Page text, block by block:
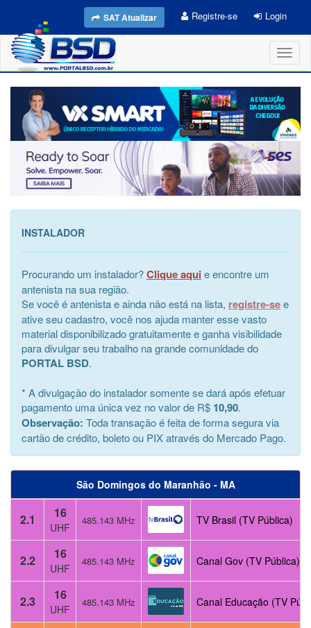
SAT Atualizar Registre-se Login
INSTALADOR
Procurando um instalador?Clique aqui e encontre um
antenista na sua região.
Se você é antenista e ainda não está na lista, registre-see
ative seu cadastro, você nos ajuda manter esse vasto
material disponibilizado gratuitamente e ganha visibilidade
para divulgar seu trabalho na grande comunidade do
PORTAL BSD.
* A divulgação do instalador somente se dará após efetuar
pagamento uma única vez no valor de R$ 10,90.
Observação: Toda transação é feita de forma segura via
cartão de crédito, boleto ou PIX através do Mercado Pago.
São Domingos do Maranhão - MA
2.1 16
UHF
485.143 MHz TV Brasil (TV Pública)
2.2 16
UHF
485.143 MHz Canal Gov (TV Pública)
2.3 16
UHF
485.143 MHz Canal Educação (TV